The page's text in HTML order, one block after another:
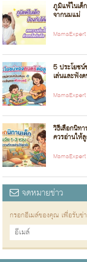
ภูมิแพ้ในเด็
จากนมแม่
5 ประโยช
เล่นและฟัง
วิธีเลือกนิท
ควรอ่านให้
จดหมายข่าว
กรอกอีเมล์ของคุณ เพื่อรับข่า